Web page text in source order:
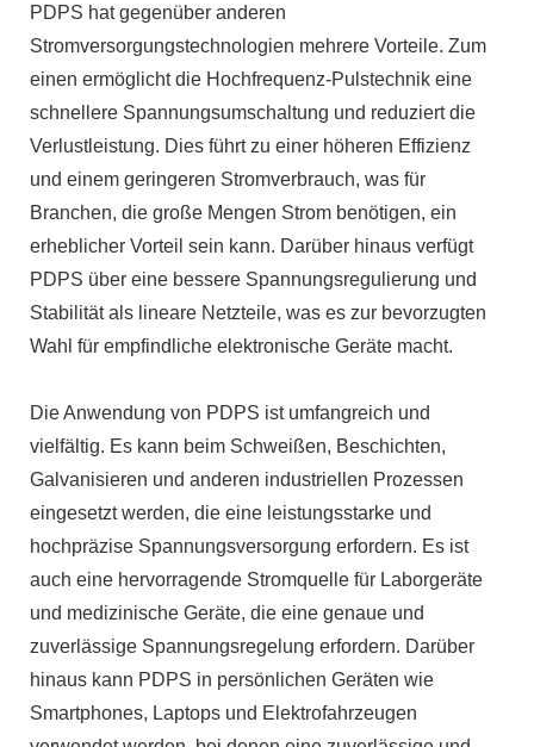
PDPS hat gegenüber anderen
Stromversorgungstechnologien mehrere Vorteile. Zum
einen ermöglicht die Hochfrequenz-Pulstechnik eine
schnellere Spannungsumschaltung und reduziert die
Verlustleistung. Dies führt zu einer höheren Effizienz
und einem geringeren Stromverbrauch, was für
Branchen, die große Mengen Strom benötigen, ein
erheblicher Vorteil sein kann. Darüber hinaus verfügt
PDPS über eine bessere Spannungsregulierung und
Stabilität als lineare Netzteile, was es zur bevorzugten
Wahl für empfindliche elektronische Geräte macht.
Die Anwendung von PDPS ist umfangreich und
vielfältig. Es kann beim Schweißen, Beschichten,
Galvanisieren und anderen industriellen Prozessen
eingesetzt werden, die eine leistungsstarke und
hochpräzise Spannungsversorgung erfordern. Es ist
auch eine hervorragende Stromquelle für Laborgeräte
und medizinische Geräte, die eine genaue und
zuverlässige Spannungsregelung erfordern. Darüber
hinaus kann PDPS in persönlichen Geräten wie
Smartphones, Laptops und Elektrofahrzeugen